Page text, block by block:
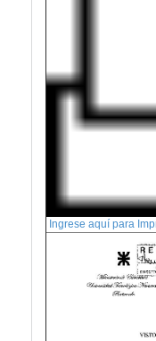
Ingrese aquí para